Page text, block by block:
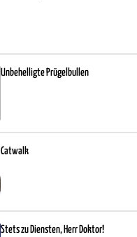
Unbehelligte Prügelbullen
Catwalk
Stets zu Diensten, Herr Doktor!